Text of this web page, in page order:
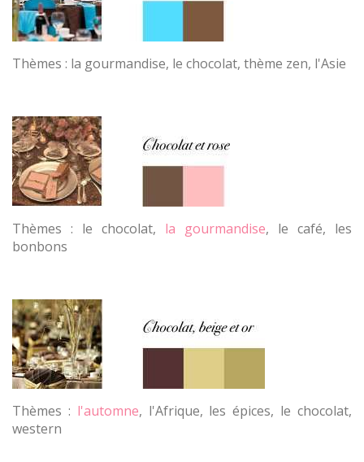
Thèmes : la gourmandise, le chocolat, thème zen, l'Asie
Thèmes : le chocolat, la gourmandise, le café, les
bonbons
Thèmes : l'automne, l'Afrique, les épices, le chocolat,
western